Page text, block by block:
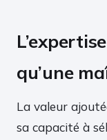
qu’une
La valeur
sa capacité à